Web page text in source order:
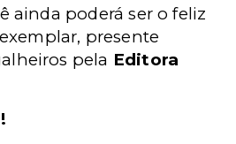
ainda poderá ser o feliz
presente
pela Editora